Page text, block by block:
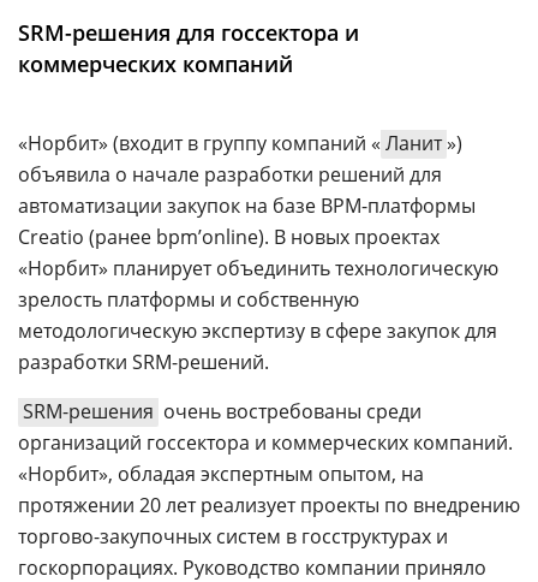
Аналитика
Техника
ТВ
Об
издании
Реклама
Контакты
Max
Telegram
Дзен
SRM-решения для госсектора и
коммерческих компаний
«Норбит» (входит в группу компаний « Ланит»)
объявила о начале разработки решений для
автоматизации закупок на базе BPM-платформы
Creatio (ранее bpm’online). В новых проектах
«Норбит» планирует объединить технологическую
зрелость платформы и собственную
методологическую экспертизу в сфере закупок для
разработки SRM-решений.
SRM-решения очень востребованы среди
организаций госсектора и коммерческих компаний.
«Норбит», обладая экспертным опытом, на
протяжении 20 лет реализует проекты по внедрению
торгово-закупочных систем в госструктурах и
госкорпорациях. Руководство компании приняло